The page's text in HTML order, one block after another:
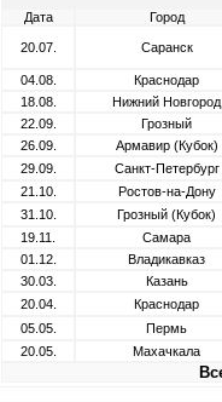
Дата Город
20.07. Саранск
04.08.
Краснодар
18.08.
Нижний Новгород
22.09.
Грозный
26.09.
Армавир (Кубок)
29.09.
Санкт-Петербург
21.10.
Ростов-на-Дону
31.10.
Грозный (Кубок)
19.11.
Самара
01.12.
Владикавказ
30.03.
Казань
20.04.
Краснодар
05.05.
Пермь
20.05.
Махачкала